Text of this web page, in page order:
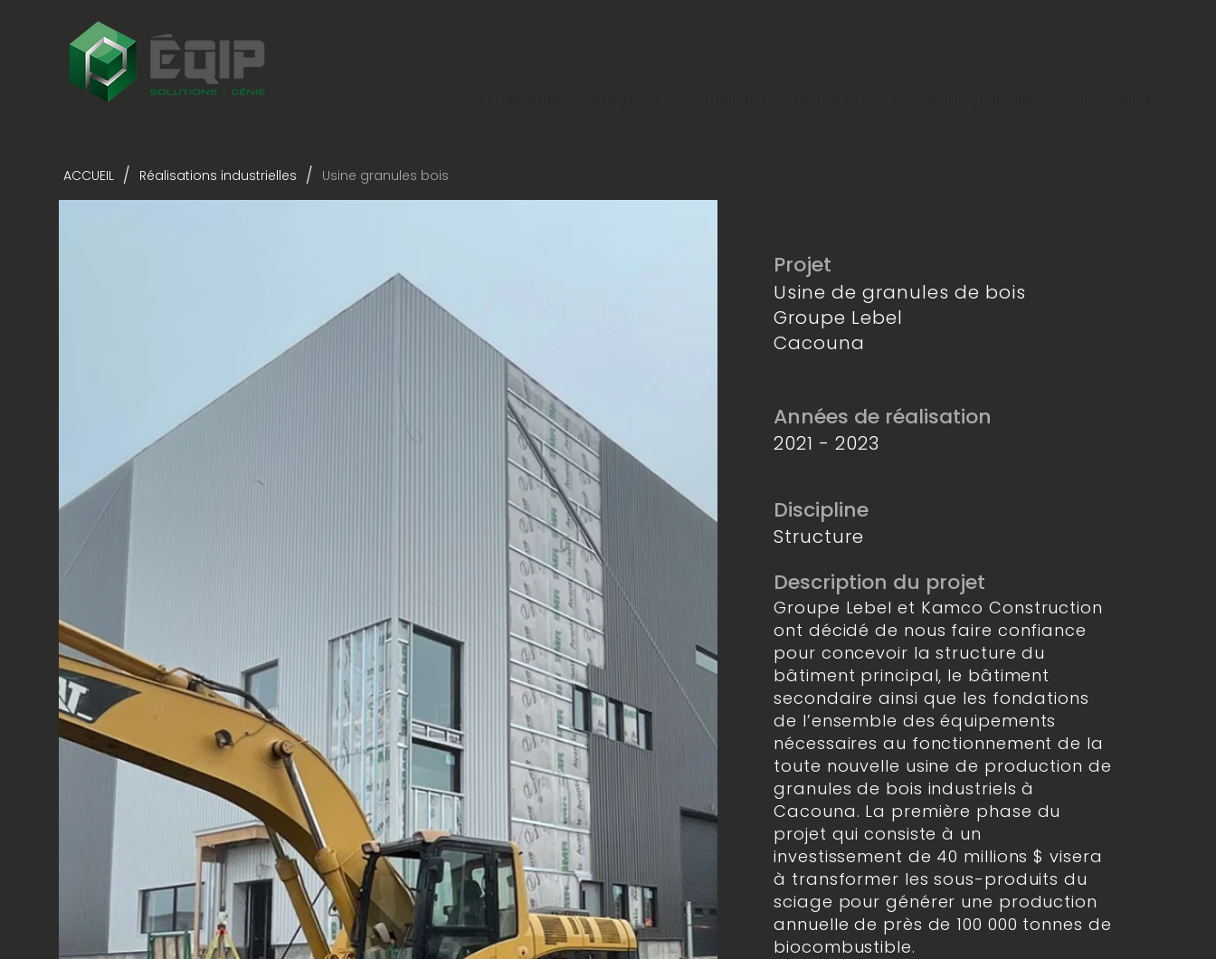
ACCUEIL / Réalisations industrielles / Usine granules bois
Projet
Usine de granules de bois
Groupe Lebel
Cacouna
Années de réalisation
2021 - 2023
Discipline
Structure
Description du projet
Groupe Lebel et Kamco Construction
ont décidé de nous faire confiance
pour concevoir la structure du
bâtiment principal, le bâtiment
secondaire ainsi que les fondations
de l’ensemble des équipements
nécessaires au fonctionnement de la
toute nouvelle usine de production de
granules de bois industriels à
Cacouna. La première phase du
projet qui consiste à un
investissement de 40 millions $ visera
à transformer les sous-produits du
sciage pour générer une production
annuelle de près de 100 000 tonnes de
biocombustible.